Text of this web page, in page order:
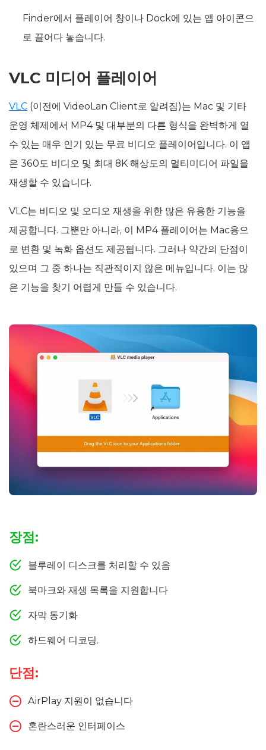
Finder에서 플레이어 창이나 Dock에 있는 앱 아이콘으
로 끌어다 놓습니다.
VLC 미디어 플레이어
VLC (이전에 VideoLan Client로 알려짐)는 Mac 및 기타
운영 체제에서 MP4 및 대부분의 다른 형식을 완벽하게 열
수 있는 매우 인기 있는 무료 비디오 플레이어입니다. 이 앱
은 360도 비디오 및 최대 8K 해상도의 멀티미디어 파일을
재생할 수 있습니다.
VLC는 비디오 및 오디오 재생을 위한 많은 유용한 기능을
제공합니다. 그뿐만 아니라, 이 MP4 플레이어는 Mac용으
로 변환 및 녹화 옵션도 제공됩니다. 그러나 약간의 단점이
있으며 그 중 하나는 직관적이지 않은 메뉴입니다. 이는 많
은 기능을 찾기 어렵게 만들 수 있습니다.
장점:
블루레이 디스크를 처리할 수 있음
북마크와 재생 목록을 지원합니다
자막 동기화
하드웨어 디코딩.
단점:
AirPlay 지원이 없습니다
혼란스러운 인터페이스